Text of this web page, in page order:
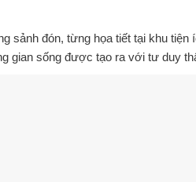
sảnh đón, từng họa tiết tại khu tiện
gian sống được tạo ra với tư duy